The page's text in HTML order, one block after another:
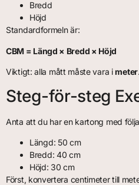
Bredd
Höjd
Standardformeln är:
CBM = Längd × Bredd × Höjd
Viktigt: alla mått måste vara imeter.
Steg-för-steg
Anta att du har en kartong med
Längd: 50 cm
Bredd: 40 cm
Höjd: 30 cm
Först, konvertera centimeter till